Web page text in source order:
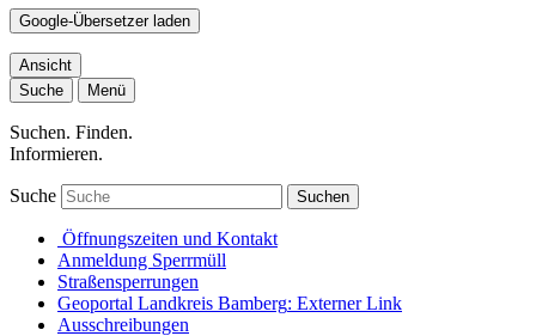
Google-Übersetzer laden
Ansicht
Suche
Menü
Suchen. Finden.
Informieren.
Suche Suchen
Öffnungszeiten und Kontakt
Anmeldung Sperrmüll
Straßensperrungen
Geoportal Landkreis Bamberg: Externer Link
Ausschreibungen